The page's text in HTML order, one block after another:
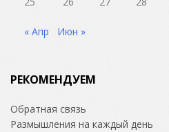
« Апр Июн »
РЕКОМЕНДУЕМ
Обратная связь
Размышления на каждый день